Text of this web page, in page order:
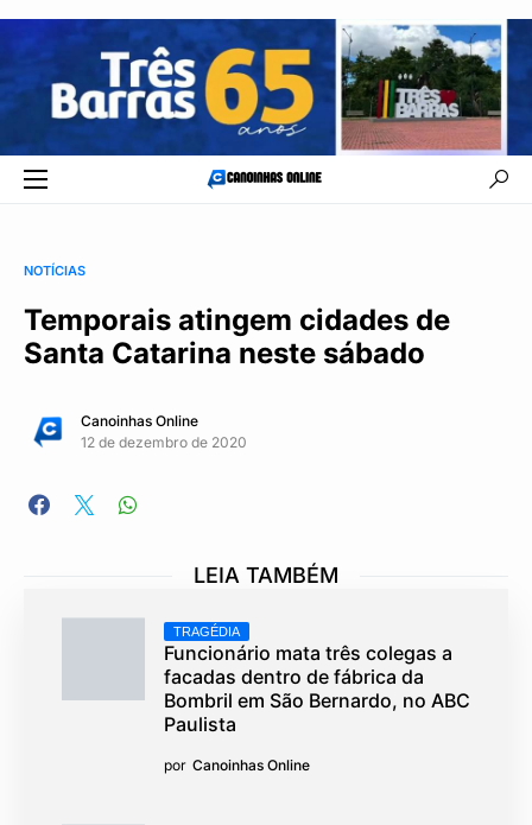
NOTÍCIAS
Temporais atingem cidades de
Santa Catarina neste sábado
Canoinhas Online
12 de dezembro de 2020
LEIA TAMBÉM
TRAGÉDIA
Funcionário mata três colegas a
facadas dentro de fábrica da
Bombril em São Bernardo, no ABC
Paulista
por Canoinhas Online